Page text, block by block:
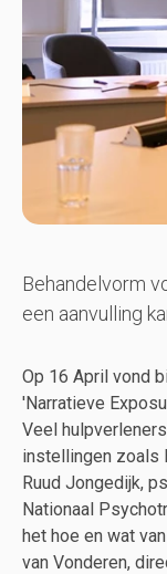
Behandelvorm
een aanvulling
Op 16 April vond
'Narratieve
Veel
instellingen zoals
Ruud Jongedijk,
Nationaal
het hoe en wat
van Vonderen,